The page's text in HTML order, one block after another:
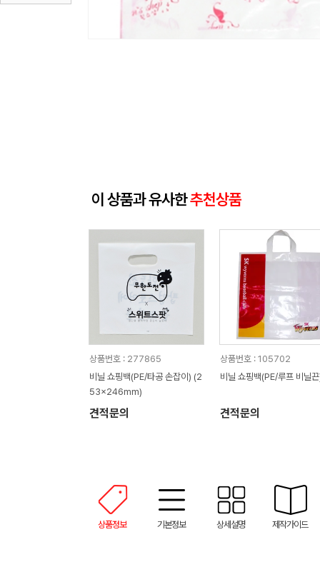
이 상품과 유사한추천상품
상품번호 : 277865
비닐 쇼핑백(PE/타공 손잡이) (2
53x246mm)
견적문의
상품번호 : 105702
비닐 쇼핑백(PE/루프 비닐
견적문의
상품정보 기본정보 상세설명 제작가이드